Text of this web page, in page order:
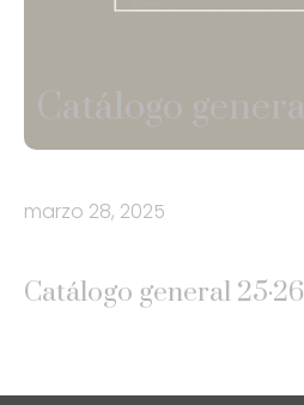
marzo 28, 2025
Catálogo general 25·26